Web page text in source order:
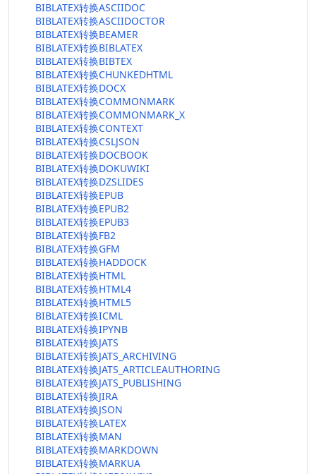
BIBLATEX转换ASCIIDOC
BIBLATEX转换ASCIIDOCTOR
BIBLATEX转换BEAMER
BIBLATEX转换BIBLATEX
BIBLATEX转换BIBTEX
BIBLATEX转换CHUNKEDHTML
BIBLATEX转换DOCX
BIBLATEX转换COMMONMARK
BIBLATEX转换COMMONMARK_X
BIBLATEX转换CONTEXT
BIBLATEX转换CSLJSON
BIBLATEX转换DOCBOOK
BIBLATEX转换DOKUWIKI
BIBLATEX转换DZSLIDES
BIBLATEX转换EPUB
BIBLATEX转换EPUB2
BIBLATEX转换EPUB3
BIBLATEX转换FB2
BIBLATEX转换GFM
BIBLATEX转换HADDOCK
BIBLATEX转换HTML
BIBLATEX转换HTML4
BIBLATEX转换HTML5
BIBLATEX转换ICML
BIBLATEX转换IPYNB
BIBLATEX转换JATS
BIBLATEX转换JATS_ARCHIVING
BIBLATEX转换JATS_ARTICLEAUTHORING
BIBLATEX转换JATS_PUBLISHING
BIBLATEX转换JIRA
BIBLATEX转换JSON
BIBLATEX转换LATEX
BIBLATEX转换MAN
BIBLATEX转换MARKDOWN
BIBLATEX转换MARKUA